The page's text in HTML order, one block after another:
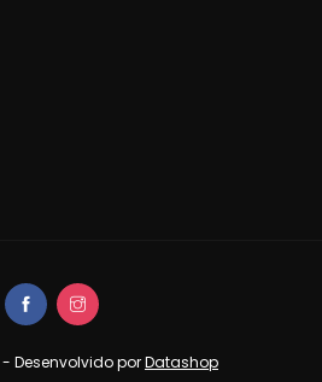
Desenvolvido porDatashop